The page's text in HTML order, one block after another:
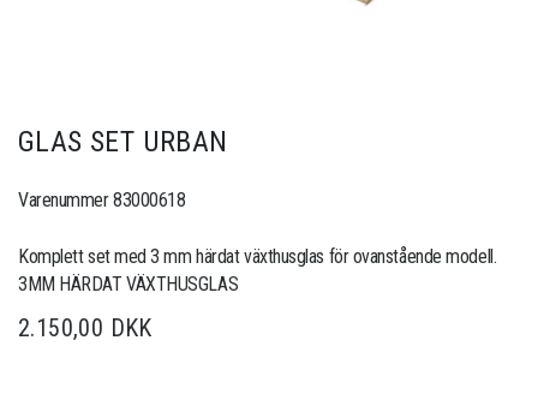
GLAS SET URBAN
Varenummer 83000618
Komplett set med 3 mm härdat växthusglas för ovanstående modell.
3MM HÄRDAT VÄXTHUSGLAS
2.150,00 DKK